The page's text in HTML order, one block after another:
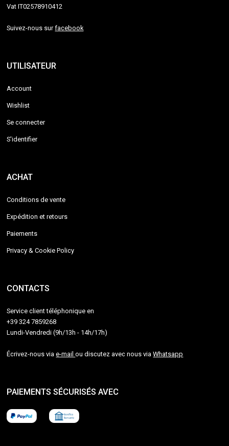
Vat IT02578910412
Suivez-nous surfacebook
UTILISATEUR
Account
Wishlist
Se connecter
S'identifier
ACHAT
Conditions de vente
Expédition et retours
Paiements
Privacy & Cookie Policy
CONTACTS
Service client téléphonique en
+39 324 7859268
Lundi-Vendredi (9h/13h - 14h/17h)
Écrivez-nous viae-mailou discutez avec nous viaWhatsapp
PAIEMENTS SÉCURISÉS AVEC